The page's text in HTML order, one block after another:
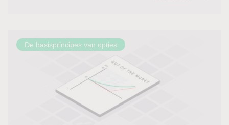
De basisprincipes van opties